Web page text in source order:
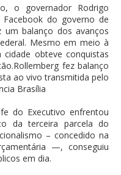
o governador Rodrigo
do governo de
um balanço dos avanços
Mesmo em meio à
obteve conquistas
fez balanço
ao vivo transmitida pelo
Brasília
do Executivo enfrentou
da terceira parcela do
– concedido na
—, conseguiu
em dia.